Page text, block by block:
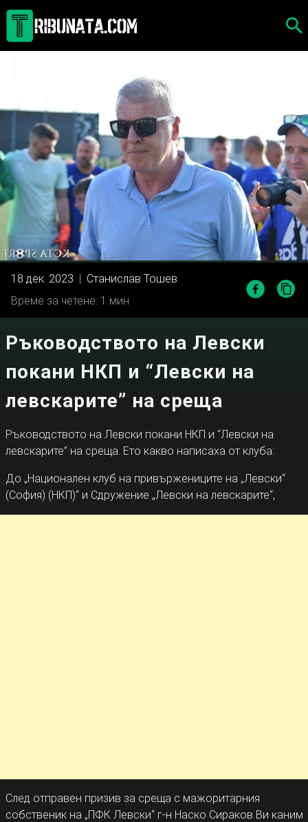
Skip
content
18 дек. 2023 | Станислав Тошев
Време за четене: 1 мин
Ръководството на Левски
покани НКП и “Левски на
левскарите” на среща
Ръководството на Левски покани НКП и “Левски на
левскарите” на среща. Ето какво написаха от клуба:
До „Национален клуб на привържениците на „Левски“
(София) (НКП)“ и Сдружение „Левски на левскарите“,
След отправен призив за среща с мажоритарния
собственик на „ПФК Левски“ г-н Наско Сираков Ви каним